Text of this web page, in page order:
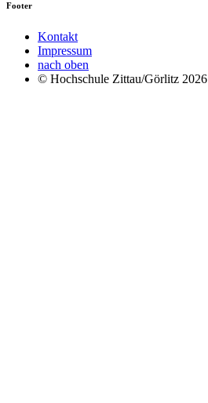
Footer
Kontakt
Impressum
nach oben
© Hochschule Zittau/Görlitz 2026